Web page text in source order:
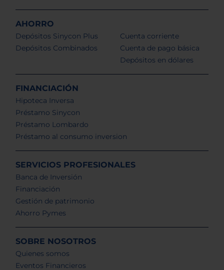
AHORRO
Depósitos Sinycon Plus
Depósitos Combinados
Cuenta corriente
Cuenta de pago básica
Depósitos en dólares
FINANCIACIÓN
Hipoteca Inversa
Préstamo Sinycon
Préstamo Lombardo
Préstamo al consumo inversion
SERVICIOS PROFESIONALES
Banca de Inversión
Financiación
Gestión de patrimonio
Ahorro Pymes
SOBRE NOSOTROS
Quienes somos
Eventos Financieros